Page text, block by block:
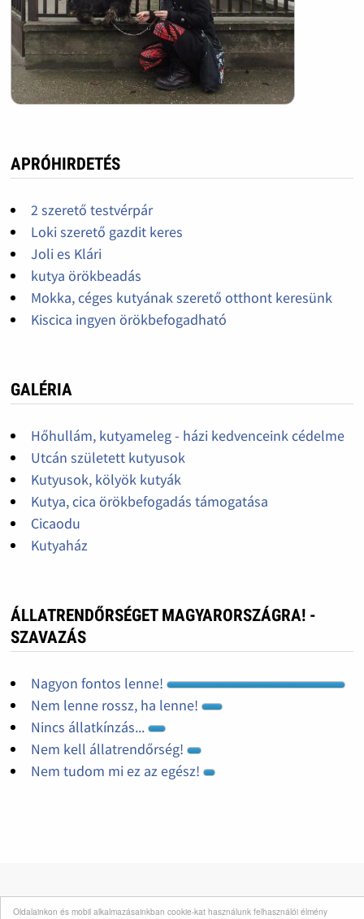
Oldalainkon és mobil alkalmazásainkban cookie-kat használunk felhasználói élmény
APRÓHIRDETÉS
2 szerető testvérpár
Loki szerető gazdit keres
Joli es Klári
kutya örökbeadás
Mokka, céges kutyának szerető otthont keresünk
Kiscica ingyen örökbefogadható
GALÉRIA
Hőhullám, kutyameleg - házi kedvenceink cédelme
Utcán született kutyusok
Kutyusok, kölyök kutyák
Kutya, cica örökbefogadás támogatása
Cicaodu
Kutyaház
ÁLLATRENDŐRSÉGET MAGYARORSZÁGRA! -
SZAVAZÁS
Nagyon fontos lenne!
Nem lenne rossz, ha lenne!
Nincs állatkínzás...
Nem kell állatrendőrség!
Nem tudom mi ez az egész!